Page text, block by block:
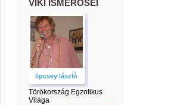
VIKI ISMERŐSEI
lipcsey lászló
Törökország Egzotikus
Világa